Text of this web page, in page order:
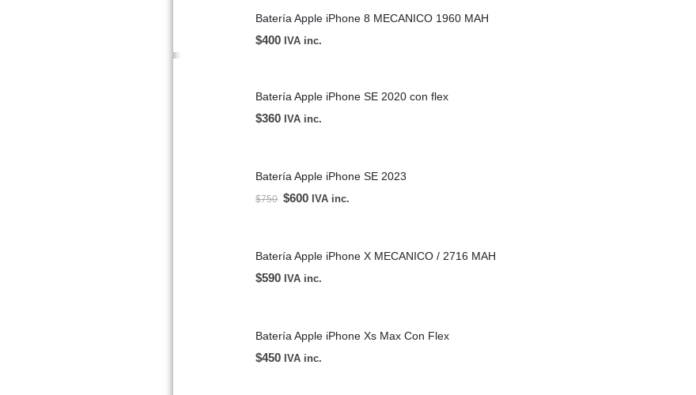
Batería Apple iPhone 8 MECANICO 1960 MAH
$400 IVA inc.
Batería Apple iPhone SE 2020 con flex
$360 IVA inc.
Batería Apple iPhone SE 2023
$750 $600 IVA inc.
Batería Apple iPhone X MECANICO / 2716 MAH
$590 IVA inc.
Batería Apple iPhone Xs Max Con Flex
$450 IVA inc.